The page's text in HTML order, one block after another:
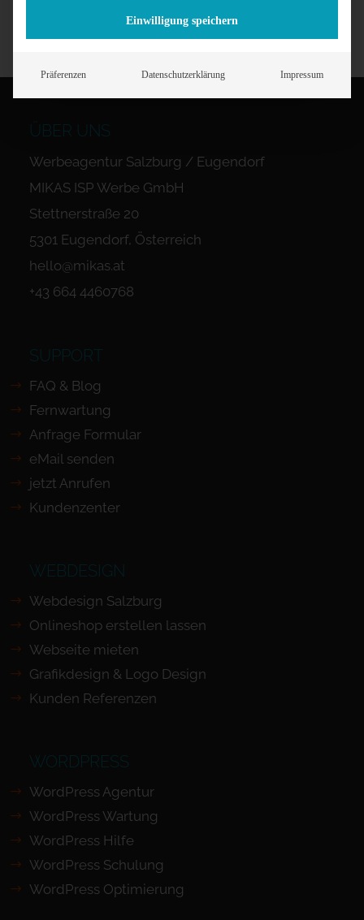
ÜBER UNS
Werbeagentur Salzburg / Eugendorf
MIKAS ISP Werbe GmbH
Stettnerstraße 20
5301 Eugendorf, Österreich
hello@mikas.at
+43 664 4460768
SUPPORT
FAQ & Blog
Fernwartung
Anfrage Formular
eMail senden
jetzt Anrufen
Kundenzenter
WEBDESIGN
Webdesign Salzburg
Onlineshop erstellen lassen
Webseite mieten
Grafikdesign & Logo Design
Kunden Referenzen
WORDPRESS
WordPress Agentur
WordPress Wartung
WordPress Hilfe
WordPress Schulung
WordPress Optimierung
Einwilligung speichern
Präferenzen Datenschutzerklärung Impressum